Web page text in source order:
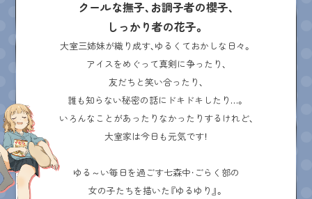
クールな撫子、お調子者の櫻子、
しっかり者の花子。
大室三姉妹が織り成す、ゆるくておかしな日々。
アイスをめぐって真剣に争ったり、
友だちと笑い合ったり、
誰も知らない秘密の話にドキドキしたり…。
いろんなことがあったりなかったりするけれど、
大室家は今日も元気です！
ゆる～い毎日を過ごす七森中・ごらく部の
女の子たちを描いた『ゆるゆり』。